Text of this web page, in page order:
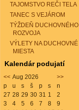
TAJOMSTVO REČI TELA
TANEC S VEJÁROM
TÝŽDEŇ DUCHOVNÉHO
ROZVOJA
VÝLETY NA DUCHOVNÉ
MIESTA
Kalendár podujatí
<< Aug 2026
>>
p
u s š p s
n
27 28 29 30 31 1
2
3
4 5 6 7 8
9